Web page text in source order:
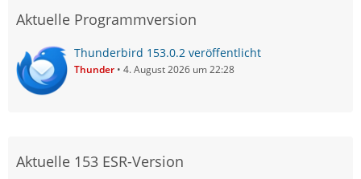
Aktuelle Programmversion
Thunderbird 153.0.2 veröffentlicht
Thunder 4. August 2026 um 22:28
Aktuelle 153 ESR-Version